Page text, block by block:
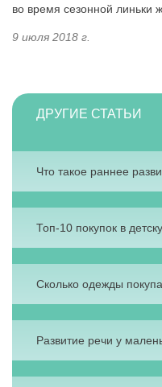
во время сезонной линьки
9 июля 2018 г.
ДРУГИЕ СТАТЬИ
Что такое раннее
Топ-10 покупок в
Сколько одежды
Развитие речи у